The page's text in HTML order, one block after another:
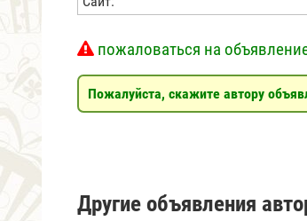
пожаловаться на
Пожалуйста, скажите автору
Другие объявления